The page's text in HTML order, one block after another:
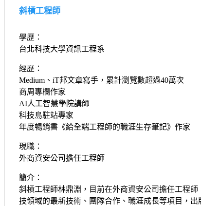
斜槓工程師
學歷：
台北科技大學資訊工程系
經歷：
Medium、iT邦文章寫手，累計瀏覽數超過40萬次
商周專欄作家
AI人工智慧學院講師
科技島駐站專家
年度暢銷書《給全端工程師的職涯生存筆記》作家
現職：
外商資安公司擔任工程師
簡介：
斜槓工程師林鼎淵，目前在外商資安公司擔任工程
技領域的最新技術、團隊合作、職涯成長等項目，出